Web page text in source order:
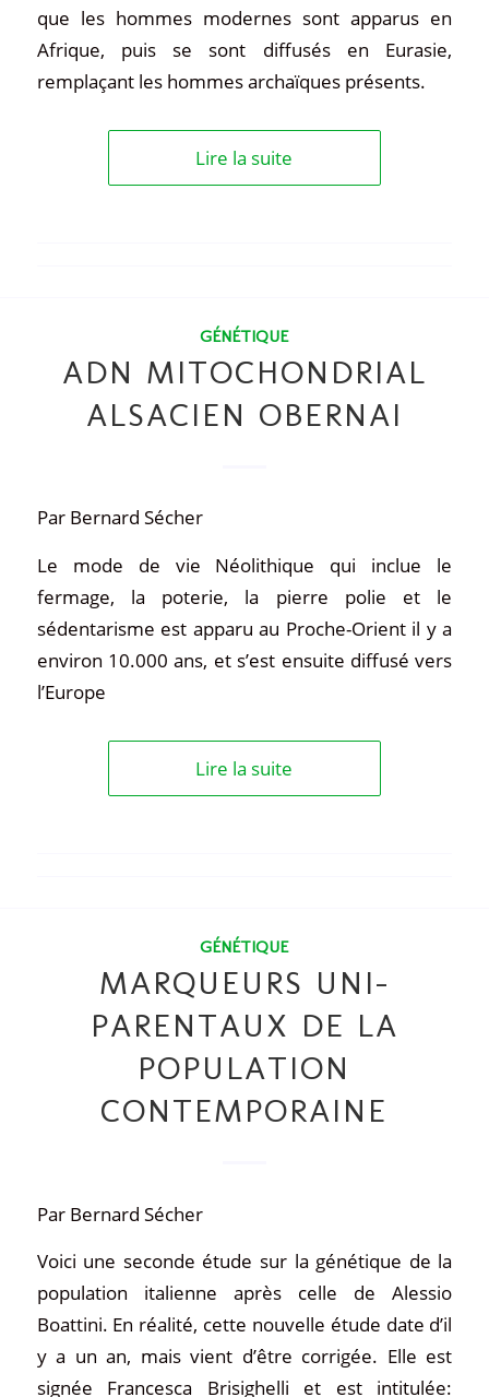
que les hommes modernes sont apparus en
Afrique, puis se sont diffusés en Eurasie,
remplaçant les hommes archaïques présents.
Lire la suite
GÉNÉTIQUE
ADN MITOCHONDRIAL
ALSACIEN OBERNAI
Par Bernard Sécher
Le mode de vie Néolithique qui inclue le
fermage, la poterie, la pierre polie et le
sédentarisme est apparu au Proche-Orient il y a
environ 10.000 ans, et s’est ensuite diffusé vers
l’Europe
Lire la suite
GÉNÉTIQUE
MARQUEURS UNI-
PARENTAUX DE LA
POPULATION
CONTEMPORAINE
Par Bernard Sécher
Voici une seconde étude sur la génétique de la
population italienne après celle de Alessio
Boattini. En réalité, cette nouvelle étude date d’il
y a un an, mais vient d’être corrigée. Elle est
signée Francesca Brisighelli et est intitulée: